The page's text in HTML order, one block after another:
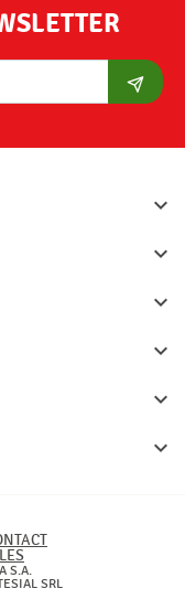






S.A.
SRL